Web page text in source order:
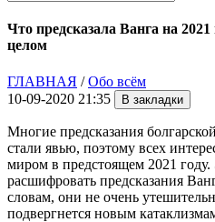
Что предсказала Ванга на
целом
ГЛАВНАЯ /Обо всём
10-09-2020 21:35
Многие предсказания
стали явью, поэтому всех
миром в предстоящем 2021 году.
расшифровать предсказания
словам, они не очень
подвергнется новым